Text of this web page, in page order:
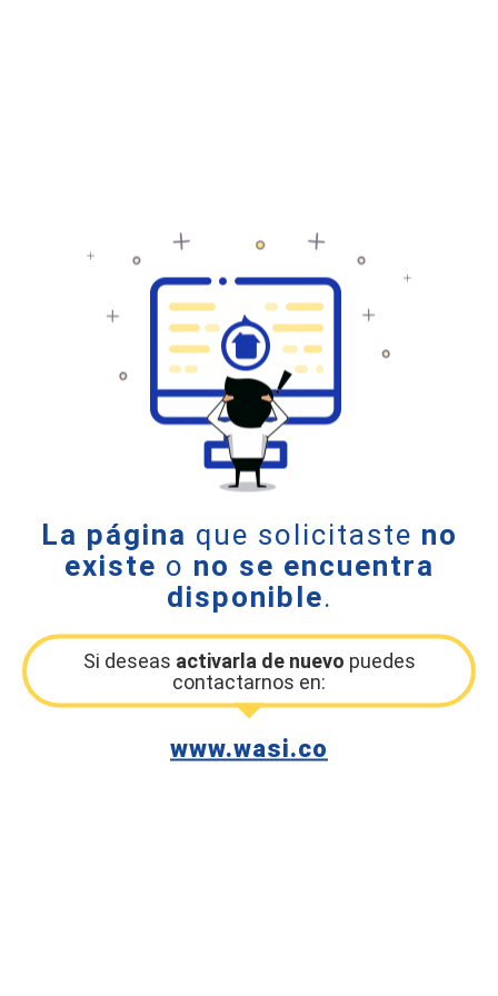
La página que solicitaste no
existe o no se encuentra
disponible.
Si deseas activarla de nuevo puedes
contactarnos en:
www.wasi.co